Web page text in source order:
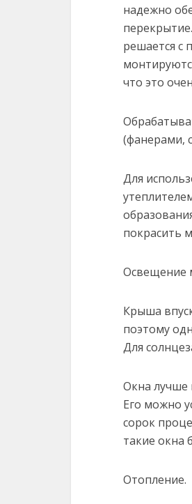
надежно
решается с
что это
(фанерами,
Для
покрасить
Освещение
Крыша
поэтому
Для
Окна лучше
Его можно
сорок
такие окна
Отопление.